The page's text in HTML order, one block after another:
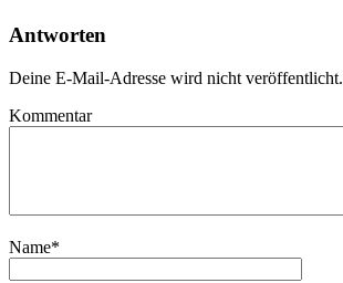
Antworten
Deine E-Mail-Adresse wird nicht veröffentlicht.
Kommentar
Name*